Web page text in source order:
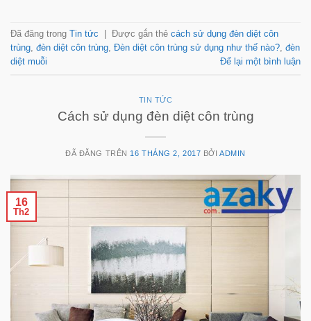
Đã đăng trong Tin tức Được gắn thẻ cách sử dụng đèn diệt côn
trùng, đèn diệt côn trùng, Đèn diệt côn trùng sử dụng như thế nào?, đèn
diệt muỗi
Để lại một bình luận
TIN TỨC
Cách sử dụng đèn diệt côn trùng
ĐÃ ĐĂNG TRÊN 16 THÁNG 2, 2017 BỞIADMIN
16
Th2